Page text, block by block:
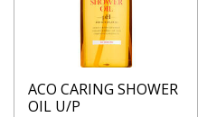
ACO CARING SHOWER
OIL U/P